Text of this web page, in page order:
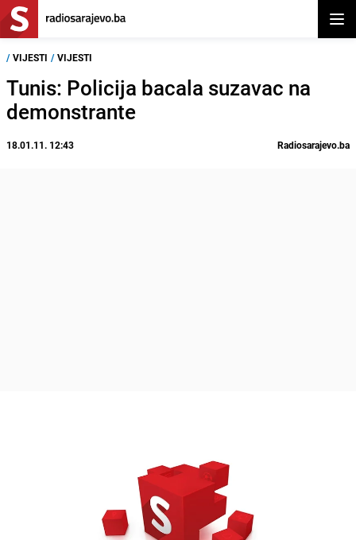
/ VIJESTI / VIJESTI
Tunis: Policija bacala suzavac na
demonstrante
18.01.11. 12:43 Radiosarajevo.ba